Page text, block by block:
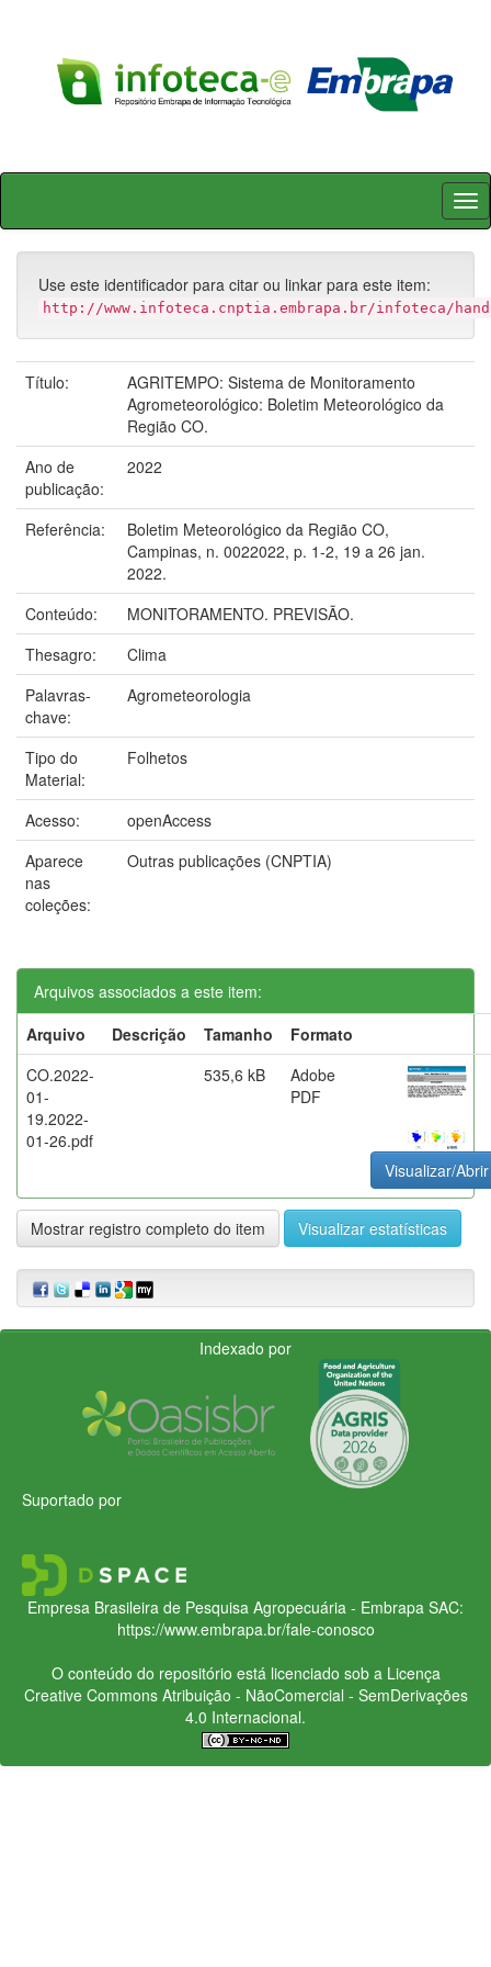
Skip
Use este identificador para citar ou linkar para este item:
http://www.infoteca.cnptia.embrapa.br/infoteca/
Título:
AGRITEMPO: Sistema de Monitoramento
Agrometeorológico: Boletim Meteorológico da
Região CO.
Ano de
publicação:
2022
Referência:
Boletim Meteorológico da Região CO,
Campinas, n. 0022022, p. 1-2, 19 a 26 jan.
2022.
Conteúdo:
MONITORAMENTO. PREVISÃO.
Thesagro:
Clima
Palavras-
chave:
Agrometeorologia
Tipo do
Material:
Folhetos
Acesso:
openAccess
Aparece
nas
coleções:
Outras publicações (CNPTIA)
Arquivos associados a este item:
Arquivo
Descrição Tamanho
Formato
CO.2022-
01-
19.2022-
01-26.pdf
535,6 kB
Adobe
PDF
Visualizar/Abrir
Mostrar registro completo do item Visualizar estatísticas
Indexado por
Suportado por
Empresa Brasileira de Pesquisa Agropecuária - Embrapa SAC:
https://www.embrapa.br/fale-conosco
O conteúdo do repositório está licenciado sob a Licença
Creative CommonsAtribuição - NãoComercial - SemDerivações
4.0 Internacional.